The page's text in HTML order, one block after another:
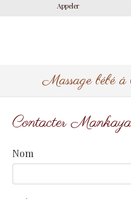
Appeler
Massage
Contacter
Nom